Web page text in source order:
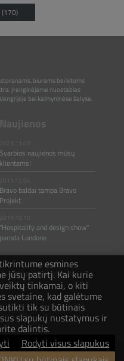
biurams bei kitoms
Įrenginėjame nuostabias
bei kaimyninėse šalyse.
Svarbios naujienos mūsų
klientams!
Bravo baldai tampa Bravo
Projekt
"Hospitality and design show"
paroda Londone
ar pastebėjimų.
esmines
jūsų patirtį. Kai kurie
tinkamai, o kiti
svetaine, kad galėtume
tik su būtinais
slapukų nustatymus ir
dalintis.
Rodyti visus slapukus